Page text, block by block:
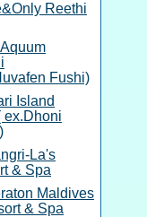
Reethi
Fushi)
Island
ex.Dhoni
La's
& Spa
Maldives
& Spa